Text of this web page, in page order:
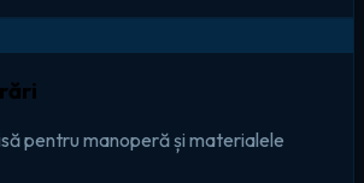
pentru manoperă și materialele